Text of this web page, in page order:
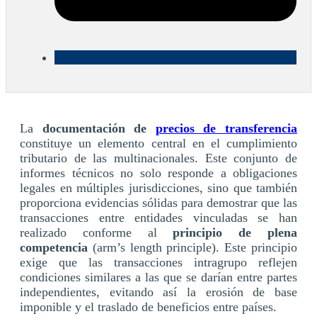
La documentación de precios de transferencia
constituye un elemento central en el cumplimiento
tributario de las multinacionales. Este conjunto de
informes técnicos no solo responde a obligaciones
legales en múltiples jurisdicciones, sino que también
proporciona evidencias sólidas para demostrar que las
transacciones entre entidades vinculadas se han
realizado conforme alprincipio de plena
competencia (arm’s length principle). Este principio
exige que las transacciones intragrupo reflejen
condiciones similares a las que se darían entre partes
independientes, evitando así la erosión de base
imponible y el traslado de beneficios entre países.